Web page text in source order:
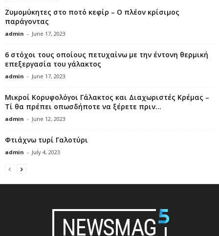
Ζυμομύκητες στο ποτό κεφίρ – Ο πλέον κρίσιμος
παράγοντας
admin - June 17, 2023
6 στόχοι τους οποίους πετυχαίνω με την έντονη θερμική
επεξεργασία του γάλακτος
admin - June 17, 2023
Μικροί Κορυφολόγοι Γάλακτος και Διαχωριστές Κρέμας –
Τί θα πρέπει οπωσδήποτε να ξέρετε πριν...
admin - June 12, 2023
Φτιάχνω τυρί Γαλοτύρι
admin - July 4, 2023